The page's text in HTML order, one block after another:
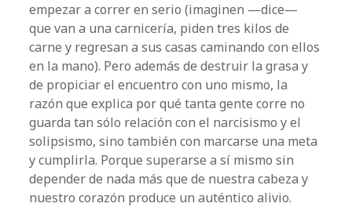
empezar a correr en serio (imaginen —dice—
que van a una carnicería, piden tres kilos de
carne y regresan a sus casas caminando con ellos
en la mano). Pero además de destruir la grasa y
de propiciar el encuentro con uno mismo, la
razón que explica por qué tanta gente corre no
guarda tan sólo relación con el narcisismo y el
solipsismo, sino también con marcarse una meta
y cumplirla. Porque superarse a sí mismo sin
depender de nada más que de nuestra cabeza y
nuestro corazón produce un auténtico alivio.